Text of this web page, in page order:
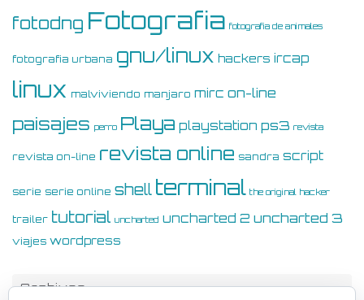
fotodng Fotografia fotografia de animales
fotografia urbana gnu/linux hackers ircap
linux malviviendo manjaro mirc on-line
paisajes perro Playa playstation ps3 revista
revista on-line revista online sandra script
serie serie online shell terminal the original hacker
trailer tutorial uncharted uncharted 2 uncharted 3
viajes wordpress
Archivos